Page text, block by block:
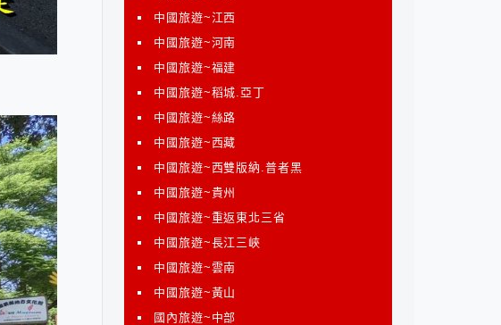
中國旅遊~江西
中國旅遊~河南
中國旅遊~福建
中國旅遊~稻城.亞丁
中國旅遊~絲路
中國旅遊~西藏
中國旅遊~西雙版納.普者黑
中國旅遊~貴州
中國旅遊~重返東北三省
中國旅遊~長江三峽
中國旅遊~雲南
中國旅遊~黃山
國內旅遊~中部